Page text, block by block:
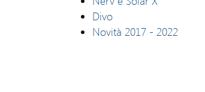
Divo
Novità 2017 - 2022